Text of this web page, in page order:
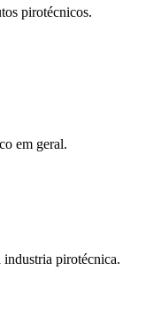
pirotécnicos.
em geral.
pirotécnica.